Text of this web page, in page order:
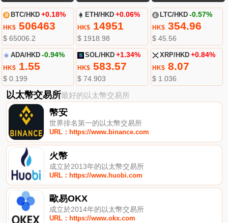
BTC/HKD +0.18%
HK$506463
$ 65006.2
ETH/HKD +0.06%
HK$ 14951
$ 1918.98
LTC/HKD -0.57%
HK$354.96
$ 45.56
ADA/HKD -0.94%
HK$1.55
$ 0.199
SOL/HKD +1.34%
HK$ 583.57
$ 74.903
XRP/HKD +0.84%
HK$8.07
$ 1.036
以太幣交易所最好的以太幣交易所
幣安
世界排名第一的以太幣交易所
URL：https://www.binance.com
火幣
成立於2013年的以太幣交易所
URL：https://www.huobi.com
歐易OKX
成立於2014年的以太幣交易所
URL：https://www.okx.com